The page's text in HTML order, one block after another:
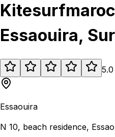
Essaouira,
5.0
Essaouira
N 10, beach residence,